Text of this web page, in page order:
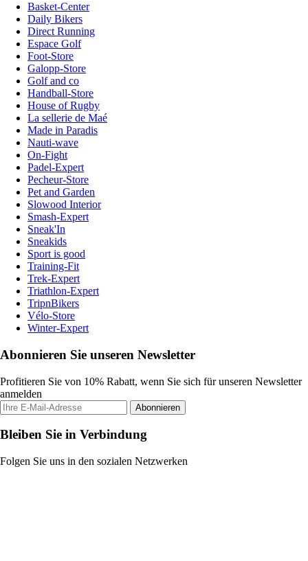
Basket-Center
Daily Bikers
Direct Running
Espace Golf
Foot-Store
Galopp-Store
Golf and co
Handball-Store
House of Rugby
La sellerie de Maé
Made in Paradis
Nauti-wave
On-Fight
Padel-Expert
Pecheur-Store
Pet and Garden
Slowood Interior
Smash-Expert
Sneak'In
Sneakids
Sport is good
Training-Fit
Trek-Expert
Triathlon-Expert
TripnBikers
Vélo-Store
Winter-Expert
Abonnieren Sie unseren Newsletter
Profitieren Sie von 10% Rabatt, wenn Sie sich für unseren Newsletter
anmelden
Abonnieren
Bleiben Sie in Verbindung
Folgen Sie uns in den sozialen Netzwerken